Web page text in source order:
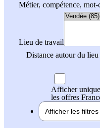
Métier, compétence,
Lieu de travail
Distance autour du
Afficher
les offres
Afficher les filtres